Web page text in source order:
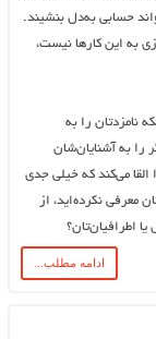
حسابی به‌دل بنشیند.
به این کارها نیست،
نامزدتان را به
را به آشنایان‌شان
می‌کند که خیلی جدی
معرفی نکرده‌اید، از
اطرافیان‌تان؟
ادامه مطلب...